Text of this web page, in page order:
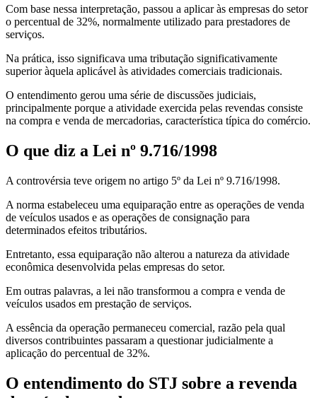
Com base nessa interpretação, passou a aplicar às empresas do setor
o percentual de 32%, normalmente utilizado para prestadores de
serviços.
Na prática, isso significava uma tributação significativamente
superior àquela aplicável às atividades comerciais tradicionais.
O entendimento gerou uma série de discussões judiciais,
principalmente porque a atividade exercida pelas revendas consiste
na compra e venda de mercadorias, característica típica do comércio.
O que diz a Lei nº 9.716/1998
A controvérsia teve origem no artigo 5º da Lei nº 9.716/1998.
A norma estabeleceu uma equiparação entre as operações de venda
de veículos usados e as operações de consignação para
determinados efeitos tributários.
Entretanto, essa equiparação não alterou a natureza da atividade
econômica desenvolvida pelas empresas do setor.
Em outras palavras, a lei não transformou a compra e venda de
veículos usados em prestação de serviços.
A essência da operação permaneceu comercial, razão pela qual
diversos contribuintes passaram a questionar judicialmente a
aplicação do percentual de 32%.
O entendimento do STJ sobre a revenda